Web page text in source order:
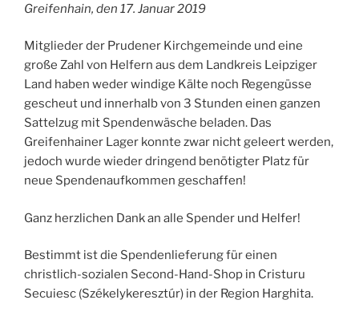
Greifenhain, den 17. Januar 2019
Mitglieder der Prudener Kirchgemeinde und eine
große Zahl von Helfern aus dem Landkreis Leipziger
Land haben weder windige Kälte noch Regengüsse
gescheut und innerhalb von 3 Stunden einen ganzen
Sattelzug mit Spendenwäsche beladen. Das
Greifenhainer Lager konnte zwar nicht geleert werden,
jedoch wurde wieder dringend benötigter Platz für
neue Spendenaufkommen geschaffen!
Ganz herzlichen Dank an alle Spender und Helfer!
Bestimmt ist die Spendenlieferung für einen
christlich-sozialen Second-Hand-Shop in Cristuru
Secuiesc (Székelykeresztúr) in der Region Harghita.